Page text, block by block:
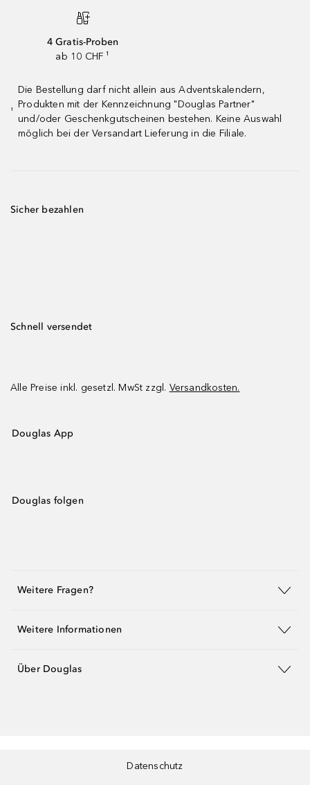
4 Gratis-Proben
ab 10 CHF ¹
¹
Die Bestellung darf nicht allein aus Adventskalendern,
Produkten mit der Kennzeichnung "Douglas Partner"
und/oder Geschenkgutscheinen bestehen. Keine Auswahl
möglich bei der Versandart Lieferung in die Filiale.
Sicher bezahlen
Schnell versendet
Alle Preise inkl. gesetzl. MwSt zzgl. Versandkosten.
Douglas App
Douglas folgen
Weitere Fragen?
Weitere Informationen
Über Douglas
Datenschutz